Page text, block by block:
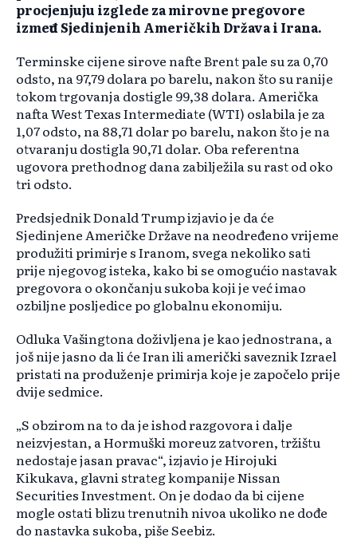
procjenjuju izglede za mirovne pregovore
između Sjedinjenih Američkih Država i Irana.
Terminske cijene sirove nafte Brent pale su za 0,70
odsto, na 97,79 dolara po barelu, nakon što su ranije
tokom trgovanja dostigle 99,38 dolara. Američka
nafta West Texas Intermediate (WTI) oslabila je za
1,07 odsto, na 88,71 dolar po barelu, nakon što je na
otvaranju dostigla 90,71 dolar. Oba referentna
ugovora prethodnog dana zabilježila su rast od oko
tri odsto.
Predsjednik Donald Trump izjavio je da će
Sjedinjene Američke Države na neodređeno vrijeme
produžiti primirje s Iranom, svega nekoliko sati
prije njegovog isteka, kako bi se omogućio nastavak
pregovora o okončanju sukoba koji je već imao
ozbiljne posljedice po globalnu ekonomiju.
Odluka Vašingtona doživljena je kao jednostrana, a
još nije jasno da li će Iran ili američki saveznik Izrael
pristati na produženje primirja koje je započelo prije
dvije sedmice.
„S obzirom na to da je ishod razgovora i dalje
neizvjestan, a Hormuški moreuz zatvoren, tržištu
nedostaje jasan pravac“, izjavio je Hirojuki
Kikukava, glavni strateg kompanije Nissan
Securities Investment. On je dodao da bi cijene
mogle ostati blizu trenutnih nivoa ukoliko ne dođe
do nastavka sukoba, piše Seebiz.